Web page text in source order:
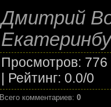
Дмитрий
Просмотров:
| Рейтинг: 0.0/0
Всего комментариев: 0